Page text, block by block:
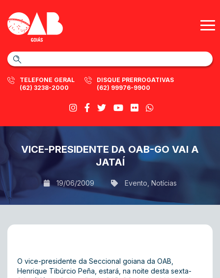
TELEFONE GERAL
(62) 3238-2000
DISQUE PRERROGATIVAS
(62) 99976-9900
VICE-PRESIDENTE DA OAB-GO VAI A
JATAÍ
19/06/2009 Evento Notícias
O vice-presidente da Seccional goiana da OAB,
Henrique Tibúrcio Peña, estará, na noite desta sexta-